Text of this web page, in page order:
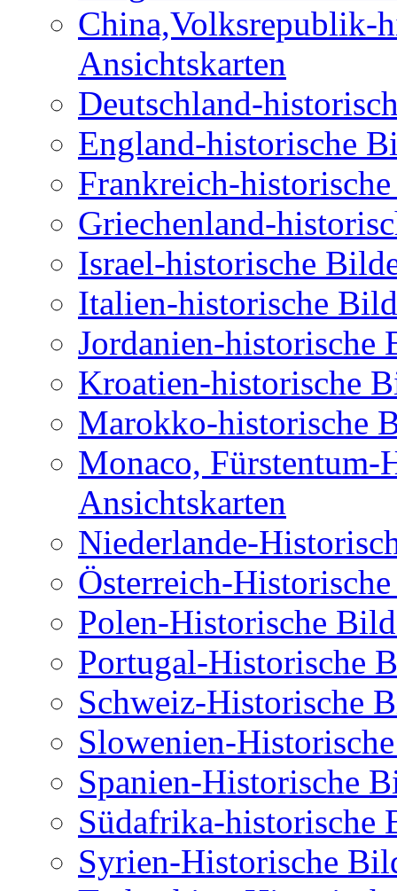
China,Volksrepublik-
Ansichtskarten
Deutschland-
England-historische
Frankreich-
Griechenland-
Israel-historische
Italien-historische
Jordanien-historische
Kroatien-historische
Marokko-historische
Monaco,
Ansichtskarten
Niederlande-
Österreich-
Polen-Historische
Portugal-Historische
Schweiz-Historische
Slowenien-
Spanien-Historische
Südafrika-historische
Syrien-Historische